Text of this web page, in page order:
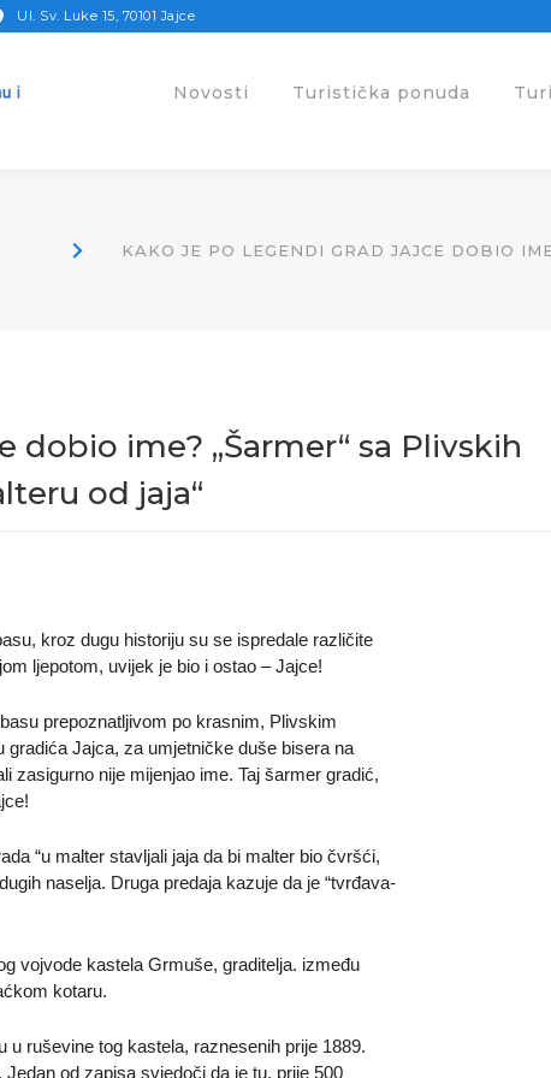
Ul. Sv. Luke 15, 70101 Jajce
Novosti Turistička ponuda
KAKO JE PO LEGENDI GRAD JAJCE DOBIO
dobio ime? „Šarmer“ sa Plivskih
od jaja“
kroz dugu historiju su se ispredale različite
ljepotom, uvijek je bio i ostao – Jajce!
prepoznatljivom po krasnim, Plivskim
Jajca, za umjetničke duše bisera na
zasigurno nije mijenjao ime. Taj šarmer gradić,
“u malter stavljali jaja da bi malter bio čvršći,
naselja. Druga predaja kazuje da je “tvrđava-
vojvode kastela Grmuše, graditelja. između
kotaru.
ruševine tog kastela, raznesenih prije 1889.
od zapisa svjedoči da je tu, prije 500